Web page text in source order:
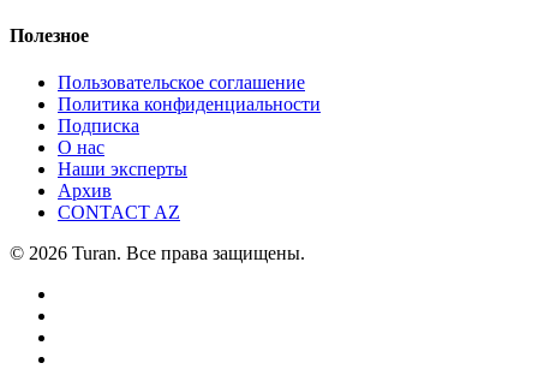
Полезное
Пользовательское соглашение
Политика конфиденциальности
Подписка
О нас
Наши эксперты
Архив
CONTACT AZ
© 2026 Turan. Все права защищены.